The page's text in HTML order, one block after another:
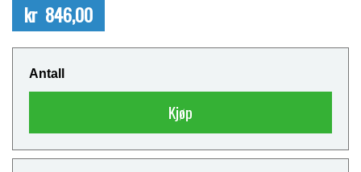
kr 846,00
Antall
Kjøp